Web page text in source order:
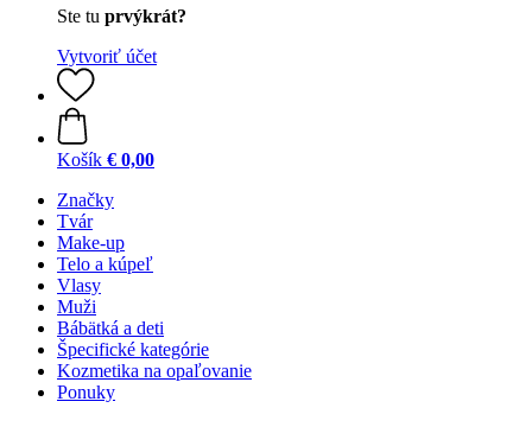
Ste tu prvýkrát?
Vytvoriť účet
Košík € 0,00
Značky
Tvár
Make-up
Telo a kúpeľ
Vlasy
Muži
Bábätká a deti
Špecifické kategórie
Kozmetika na opaľovanie
Ponuky